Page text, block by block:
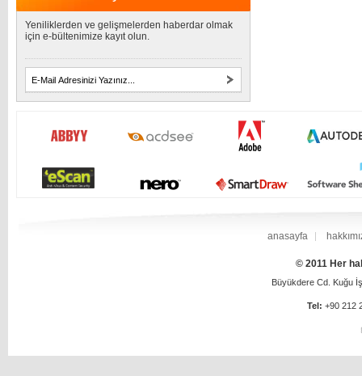
Yeniliklerden ve gelişmelerden haberdar olmak
için e-bültenimize kayıt olun.
anasayfa
© 2011 Her
Büyükdere Cd. Kuğu
Tel: +90 212